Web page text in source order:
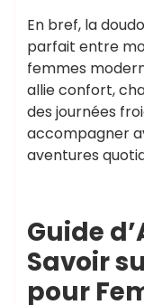
En bref, la
parfait entre
femmes
allie confort,
des journées
accompagner
aventures
Guide
Savoir
pour